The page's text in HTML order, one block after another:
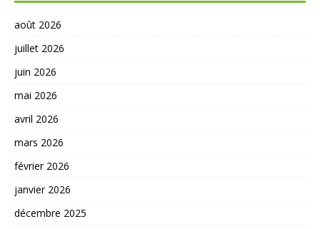
août 2026
juillet 2026
juin 2026
mai 2026
avril 2026
mars 2026
février 2026
janvier 2026
décembre 2025